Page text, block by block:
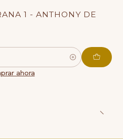
1 - ANTHONY DE
ahora